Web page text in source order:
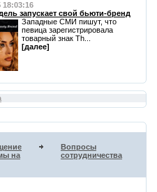
18:03:16
запускает свой бьюти-бренд
Западные СМИ пишут, что
певица зарегистрировала
товарный знак Th...
[далее]
на
Вопросы
сотрудничества